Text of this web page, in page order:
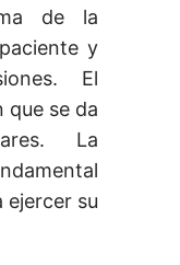
de la
y
El
que se da
La
ejercer su